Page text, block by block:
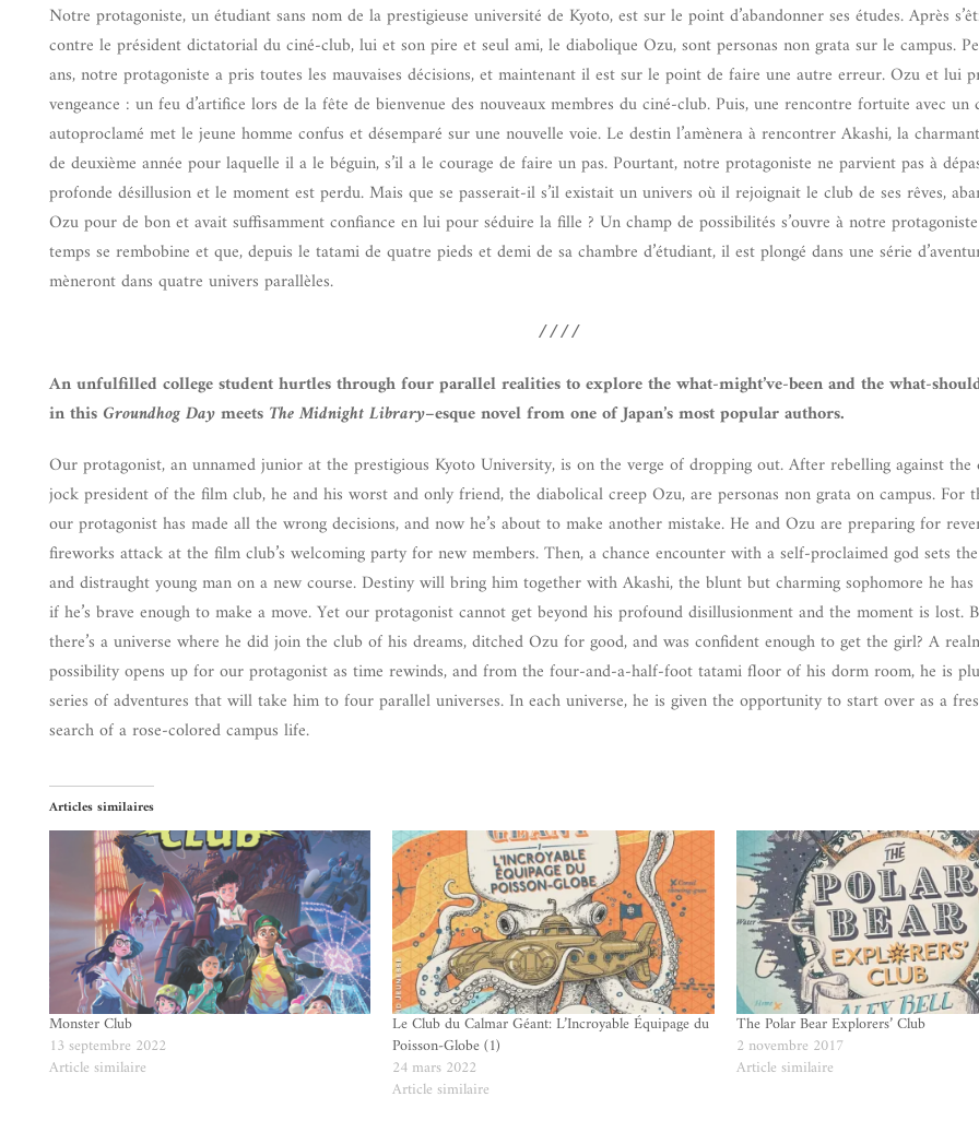
Notre protagoniste, un étudiant sans nom de la prestigieuse université de Kyoto, est sur le point d’abandonner ses études. Après
contre le président dictatorial du ciné-club, lui et son pire et seul ami, le diabolique Ozu, sont personas non grata sur le campus.
ans, notre protagoniste a pris toutes les mauvaises décisions, et maintenant il est sur le point de faire une autre erreur. Ozu et lui
vengeance : un feu d’artifice lors de la fête de bienvenue des nouveaux membres du ciné-club. Puis, une rencontre fortuite avec un
autoproclamé met le jeune homme confus et désemparé sur une nouvelle voie. Le destin l’amènera à rencontrer Akashi, la
de deuxième année pour laquelle il a le béguin, s’il a le courage de faire un pas. Pourtant, notre protagoniste ne parvient pas à
profonde désillusion et le moment est perdu. Mais que se passerait-il s’il existait un univers où il rejoignait le club de ses rêves,
Ozu pour de bon et avait suffisamment confiance en lui pour séduire la fille ? Un champ de possibilités s’ouvre à notre
temps se rembobine et que, depuis le tatami de quatre pieds et demi de sa chambre d’étudiant, il est plongé dans une série
mèneront dans quatre univers parallèles.
////
An unfulfilled college student hurtles through four parallel realities to explore the what-might’ve-been and the what-
in thisGroundhog Daymeets The Midnight Library–esque novel from one of Japan’s most popular authors.
Our protagonist, an unnamed junior at the prestigious Kyoto University, is on the verge of dropping out. After rebelling against
jock president of the film club, he and his worst and only friend, the diabolical creep Ozu, are personas non grata on campus. For
our protagonist has made all the wrong decisions, and now he’s about to make another mistake. He and Ozu are preparing for
fireworks attack at the film club’s welcoming party for new members. Then, a chance encounter with a self-proclaimed god sets
and distraught young man on a new course. Destiny will bring him together with Akashi, the blunt but charming sophomore he
if he’s brave enough to make a move. Yet our protagonist cannot get beyond his profound disillusionment and the moment is lost.
there’s a universe where he did join the club of his dreams, ditched Ozu for good, and was confident enough to get the girl? A
possibility opens up for our protagonist as time rewinds, and from the four-and-a-half-foot tatami floor of his dorm room, he is
series of adventures that will take him to four parallel universes. In each universe, he is given the opportunity to start over as a
search of a rose-colored campus life.
Articles similaires
Monster Club
13 septembre 2022
Article similaire
Le Club du Calmar Géant: L’Incroyable Équipage du
Poisson-Globe (1)
24 mars 2022
Article similaire
The Polar Bear Explorers’ Club
2 novembre 2017
Article similaire